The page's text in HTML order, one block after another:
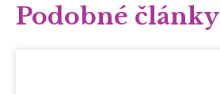
Podobné články